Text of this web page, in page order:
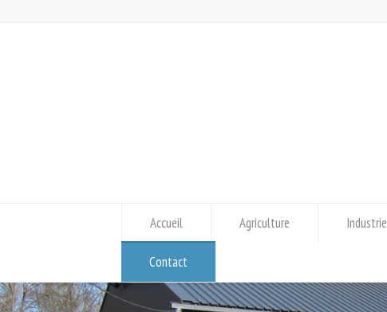
Accueil Agriculture Industrie
Contact